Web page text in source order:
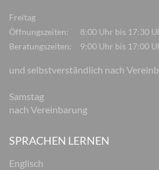
Freitag
Öffnungszeiten:
8:00 Uhr bis 17:30
Beratungszeiten:
9:00 Uhr bis 17:00
und selbstverständlich nach
Samstag
nach Vereinbarung
SPRACHEN LERNEN
Englisch